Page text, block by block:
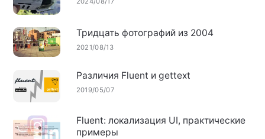
Тридцать фотографий из 2004
2021/08/13
Различия Fluent и gettext
2019/05/07
Fluent: локализация UI, практические
примеры